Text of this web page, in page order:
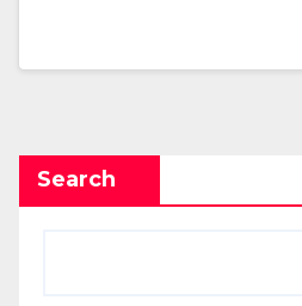
Search